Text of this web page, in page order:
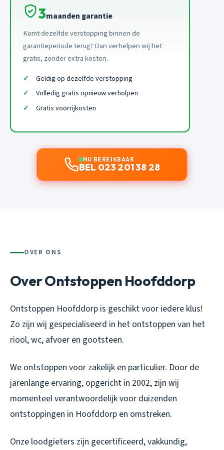
3maanden garantie
Komt dezelfde verstopping binnen de
garantieperiode terug? Dan verhelpen wij het
gratis, zonder extra kosten.
Geldig op dezelfde verstopping
Volledig gratis opnieuw verholpen
Gratis voorrijkosten
NU BEREIKBAAR
BEL 023 201 38 28
OVER ONS
Over Ontstoppen Hoofddorp
Ontstoppen Hoofddorp is geschikt voor iedere klus!
Zo zijn wij gespecialiseerd in het ontstoppen van het
riool, wc, afvoer en gootsteen.
We ontstoppen voor zakelijk en particulier. Door de
jarenlange ervaring, opgericht in 2002, zijn wij
momenteel verantwoordelijk voor duizenden
ontstoppingen in Hoofddorp en omstreken.
Onze loodgieters zijn gecertificeerd, vakkundig,